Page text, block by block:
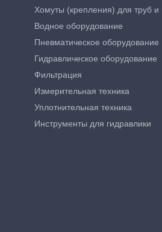
Хомуты (крепления) для труб и
Водное оборудование
Пневматическое оборудование
Гидравлическое оборудование
Фильтрация
Измерительная техника
Уплотнительная техника
Инструменты для гидравлики